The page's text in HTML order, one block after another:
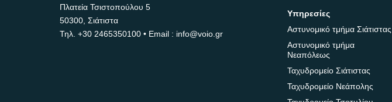
Πλατεία Τσιστοπούλου 5
50300, Σιάτιστα
Τηλ. +30 2465350100 • Email : info@voio.gr
Υπηρεσίες
Αστυνομικό τμήμα Σιάτιστας
Αστυνομικό τμήμα
Νεαπόλεως
Ταχυδρομείο Σιάτιστας
Ταχυδρομείο Νεάπολης